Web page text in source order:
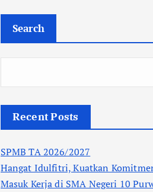
Search
Recent Posts
SPMB TA 2026/2027
Hangat Idulfitri, Kuatkan
Masuk Kerja di SMA Negeri 10